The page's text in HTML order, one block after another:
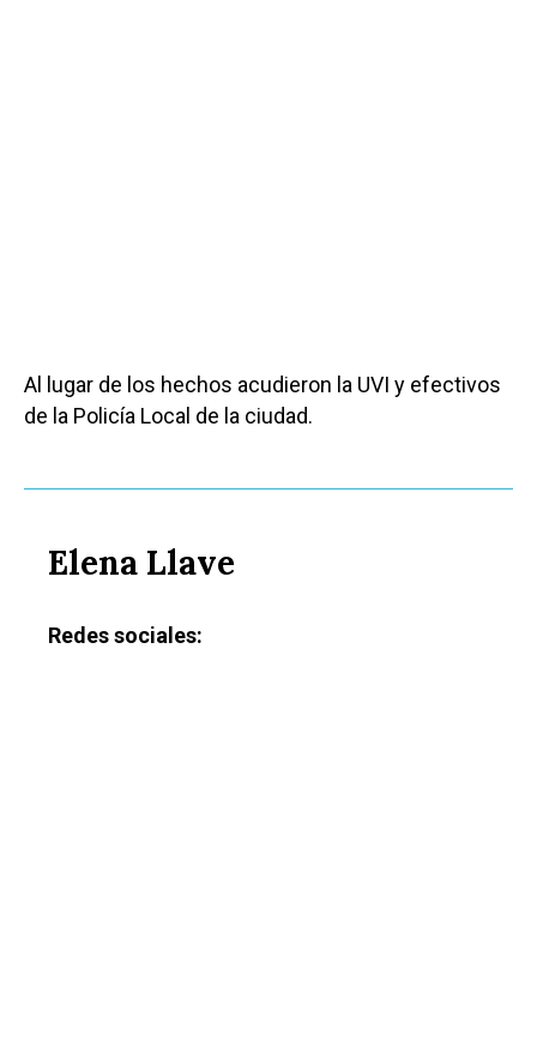
Al lugar de los hechos acudieron la UVI y efectivos
de la Policía Local de la ciudad.
Elena Llave
Redes sociales: